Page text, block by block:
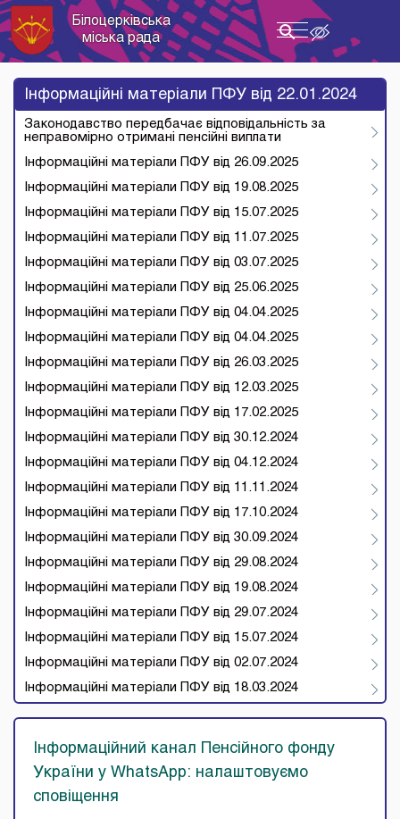
Toggle
navigation
Білоцерківська
міська рада
Інформаційні матеріали ПФУ від 22.01.2024
Законодавство передбачає відповідальність за
неправомірно отримані пенсійні виплати
Інформаційні матеріали ПФУ від 26.09.2025
Інформаційні матеріали ПФУ від 19.08.2025
Інформаційні матеріали ПФУ від 15.07.2025
Інформаційні матеріали ПФУ від 11.07.2025
Інформаційні матеріали ПФУ від 03.07.2025
Інформаційні матеріали ПФУ від 25.06.2025
Інформаційні матеріали ПФУ від 04.04.2025
Інформаційні матеріали ПФУ від 04.04.2025
Інформаційні матеріали ПФУ від 26.03.2025
Інформаційні матеріали ПФУ від 12.03.2025
Інформаційні матеріали ПФУ від 17.02.2025
Інформаційні матеріали ПФУ від 30.12.2024
Інформаційні матеріали ПФУ від 04.12.2024
Інформаційні матеріали ПФУ від 11.11.2024
Інформаційні матеріали ПФУ від 17.10.2024
Інформаційні матеріали ПФУ від 30.09.2024
Інформаційні матеріали ПФУ від 29.08.2024
Інформаційні матеріали ПФУ від 19.08.2024
Інформаційні матеріали ПФУ від 29.07.2024
Інформаційні матеріали ПФУ від 15.07.2024
Інформаційні матеріали ПФУ від 02.07.2024
Інформаційні матеріали ПФУ від 18.03.2024
Інформаційний канал Пенсійного фонду
України у WhatsApp: налаштовуємо
сповіщення